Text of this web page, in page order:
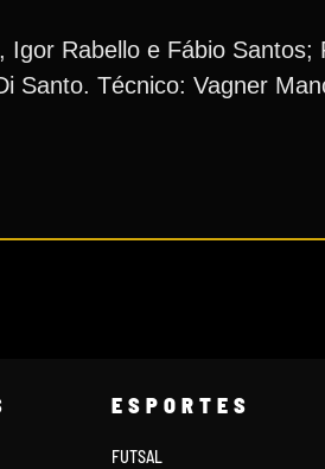
Igor Rabello e Fábio Santos;
Santo. Técnico: Vagner
ESPORTES
FUTSAL